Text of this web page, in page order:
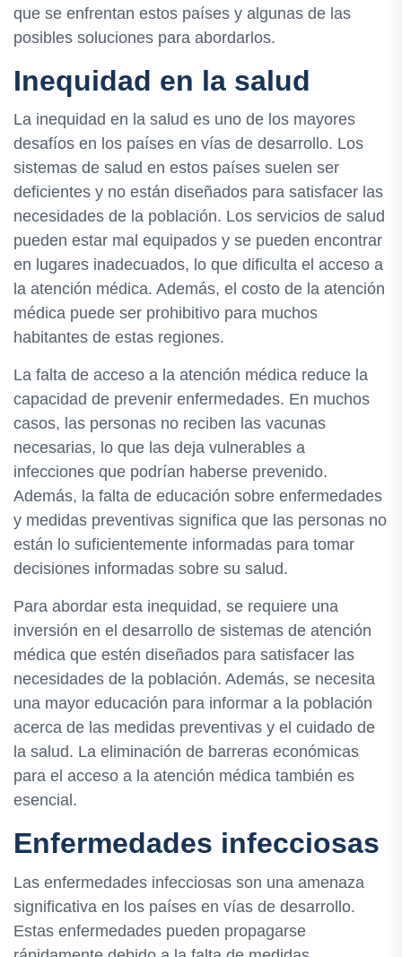
que se enfrentan estos países y algunas de las
posibles soluciones para abordarlos.
Inequidad en la salud
La inequidad en la salud es uno de los mayores
desafíos en los países en vías de desarrollo. Los
sistemas de salud en estos países suelen ser
deficientes y no están diseñados para satisfacer las
necesidades de la población. Los servicios de salud
pueden estar mal equipados y se pueden encontrar
en lugares inadecuados, lo que dificulta el acceso a
la atención médica. Además, el costo de la atención
médica puede ser prohibitivo para muchos
habitantes de estas regiones.
La falta de acceso a la atención médica reduce la
capacidad de prevenir enfermedades. En muchos
casos, las personas no reciben las vacunas
necesarias, lo que las deja vulnerables a
infecciones que podrían haberse prevenido.
Además, la falta de educación sobre enfermedades
y medidas preventivas significa que las personas no
están lo suficientemente informadas para tomar
decisiones informadas sobre su salud.
Para abordar esta inequidad, se requiere una
inversión en el desarrollo de sistemas de atención
médica que estén diseñados para satisfacer las
necesidades de la población. Además, se necesita
una mayor educación para informar a la población
acerca de las medidas preventivas y el cuidado de
la salud. La eliminación de barreras económicas
para el acceso a la atención médica también es
esencial.
Enfermedades infecciosas
Las enfermedades infecciosas son una amenaza
significativa en los países en vías de desarrollo.
Estas enfermedades pueden propagarse